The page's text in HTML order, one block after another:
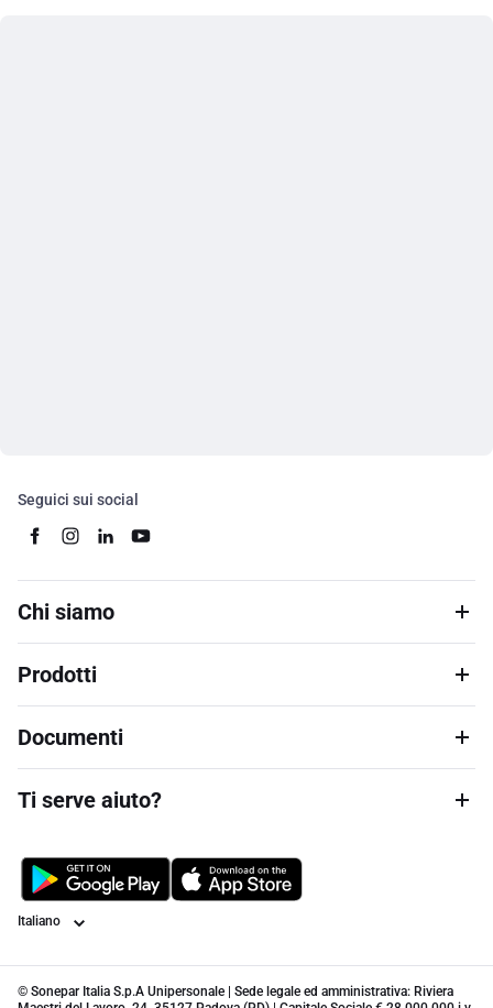
Seguici sui social
Chi siamo
Prodotti
Documenti
Ti serve aiuto?
Lingua
© Sonepar Italia S.p.A Unipersonale | Sede legale ed amministrativa: Riviera